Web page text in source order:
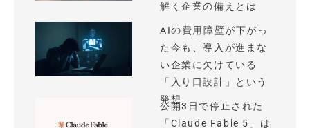
解く企業の備えとは
AIの費用障壁が下がっ
た今も、導入が進まな
い企業に欠けている
「入り口設計」という
発想
公開3日で停止された
「Claude Fable 5」は